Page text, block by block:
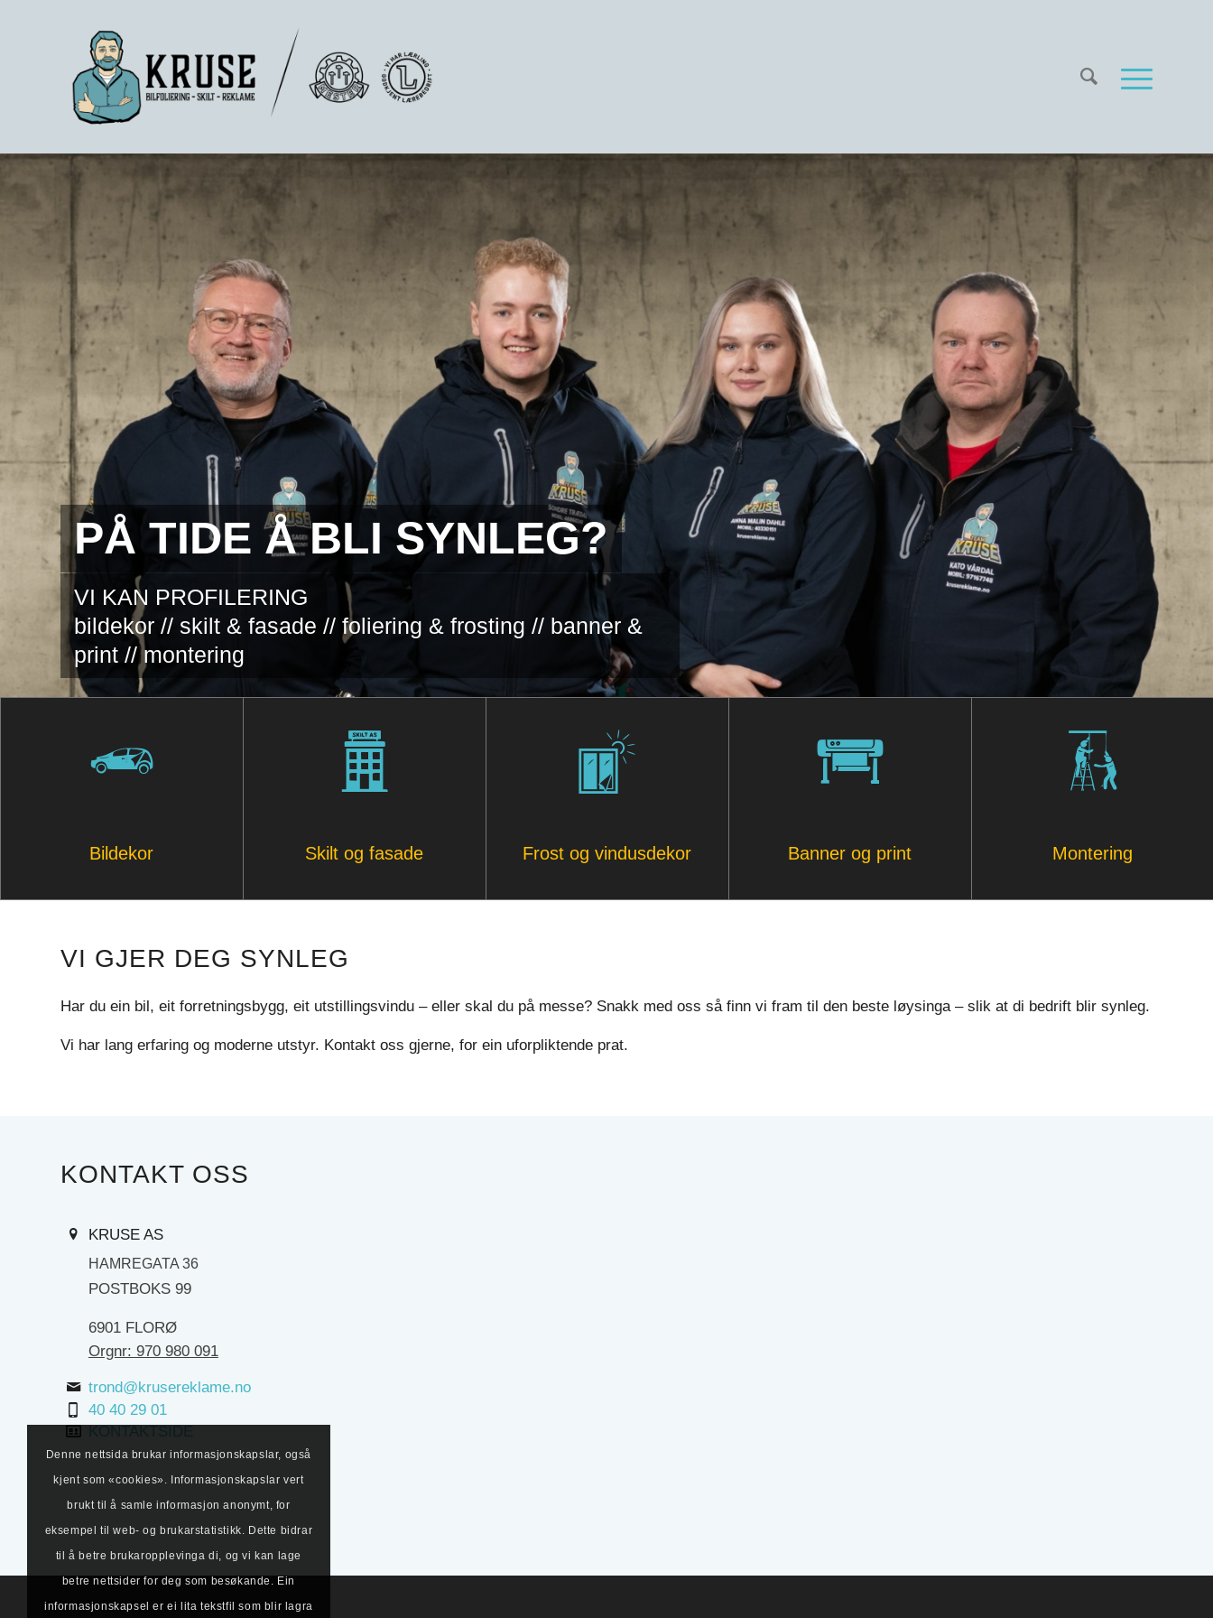
PÅ TIDE Å BLI SYNLEG?
VI KAN PROFILERING
bildekor // skilt & fasade // foliering & frosting // banner &
print // montering
Bildekor Skilt og fasade Frost og vindusdekor Banner og print Montering
VI GJER DEG SYNLEG
Har du ein bil, eit forretningsbygg, eit utstillingsvindu – eller skal du på messe? Snakk med oss så finn vi fram til den beste løysinga – slik at di bedrift blir synleg.
Vi har lang erfaring og moderne utstyr. Kontakt oss gjerne, for ein uforpliktende prat.
KONTAKT OSS
KRUSE AS
HAMREGATA 36
POSTBOKS 99
6901 FLORØ
Orgnr: 970 980 091
trond@krusereklame.no
40 40 29 01
KONTAKTSIDE
Denne nettsida brukar informasjonskapslar, også
kjent som «cookies». Informasjonskapslar vert
brukt til å samle informasjon anonymt, for
eksempel til web- og brukarstatistikk. Dette bidrar
til å betre brukaropplevinga di, og vi kan lage
betre nettsider for deg som besøkande. Ein
informasjonskapsel er ei lita tekstfil som blir lagra